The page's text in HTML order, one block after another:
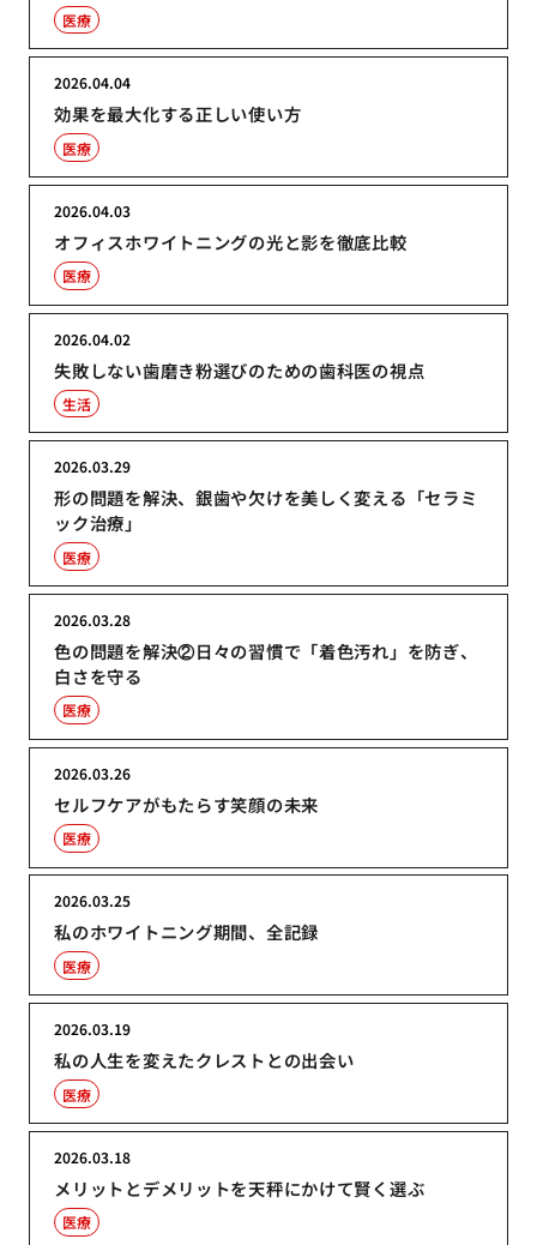
医療
効果を最大化する正しい使い方
2026.04.04
医療
オフィスホワイトニングの光と影を徹底比較
2026.04.03
医療
失敗しない歯磨き粉選びのための歯科医の視点
2026.04.02
生活
形の問題を解決、銀歯や欠けを美しく変える「セラミ
ック治療」
2026.03.29
医療
色の問題を解決②日々の習慣で「着色汚れ」を防ぎ、
白さを守る
2026.03.28
医療
セルフケアがもたらす笑顔の未来
2026.03.26
医療
私のホワイトニング期間、全記録
2026.03.25
医療
私の人生を変えたクレストとの出会い
2026.03.19
医療
メリットとデメリットを天秤にかけて賢く選ぶ
2026.03.18
医療